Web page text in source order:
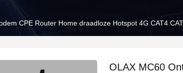
CPE Router Home draadloze Hotspot 4G CAT4
OLAX MC60